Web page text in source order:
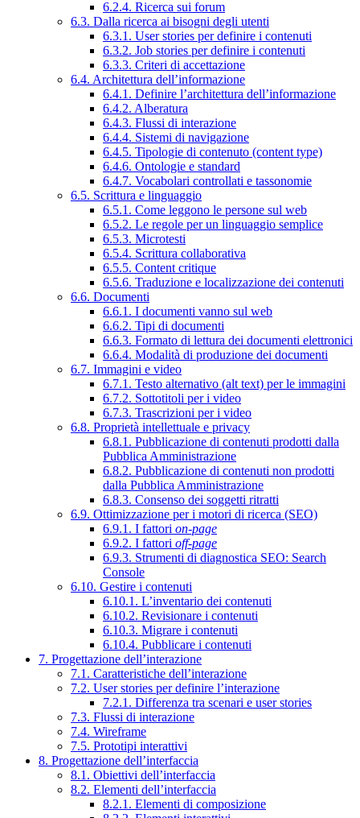
6.2.4. Ricerca sui forum
6.3. Dalla ricerca ai bisogni degli utenti
6.3.1. User stories per definire i contenuti
6.3.2. Job stories per definire i contenuti
6.3.3. Criteri di accettazione
6.4. Architettura dell’informazione
6.4.1. Definire l’architettura dell’informazione
6.4.2. Alberatura
6.4.3. Flussi di interazione
6.4.4. Sistemi di navigazione
6.4.5. Tipologie di contenuto (content type)
6.4.6. Ontologie e standard
6.4.7. Vocabolari controllati e tassonomie
6.5. Scrittura e linguaggio
6.5.1. Come leggono le persone sul web
6.5.2. Le regole per un linguaggio semplice
6.5.3. Microtesti
6.5.4. Scrittura collaborativa
6.5.5. Content critique
6.5.6. Traduzione e localizzazione dei contenuti
6.6. Documenti
6.6.1. I documenti vanno sul web
6.6.2. Tipi di documenti
6.6.3. Formato di lettura dei documenti elettronici
6.6.4. Modalità di produzione dei documenti
6.7. Immagini e video
6.7.1. Testo alternativo (alt text) per le immagini
6.7.2. Sottotitoli per i video
6.7.3. Trascrizioni per i video
6.8. Proprietà intellettuale e privacy
6.8.1. Pubblicazione di contenuti prodotti dalla
Pubblica Amministrazione
6.8.2. Pubblicazione di contenuti non prodotti
dalla Pubblica Amministrazione
6.8.3. Consenso dei soggetti ritratti
6.9. Ottimizzazione per i motori di ricerca (SEO)
6.9.1. I fattori on-page
6.9.2. I fattori off-page
6.9.3. Strumenti di diagnostica SEO: Search
Console
6.10. Gestire i contenuti
6.10.1. L’inventario dei contenuti
6.10.2. Revisionare i contenuti
6.10.3. Migrare i contenuti
6.10.4. Pubblicare i contenuti
7. Progettazione dell’interazione
7.1. Caratteristiche dell’interazione
7.2. User stories per definire l’interazione
7.2.1. Differenza tra scenari e user stories
7.3. Flussi di interazione
7.4. Wireframe
7.5. Prototipi interattivi
8. Progettazione dell’interfaccia
8.1. Obiettivi dell’interfaccia
8.2. Elementi dell’interfaccia
8.2.1. Elementi di composizione